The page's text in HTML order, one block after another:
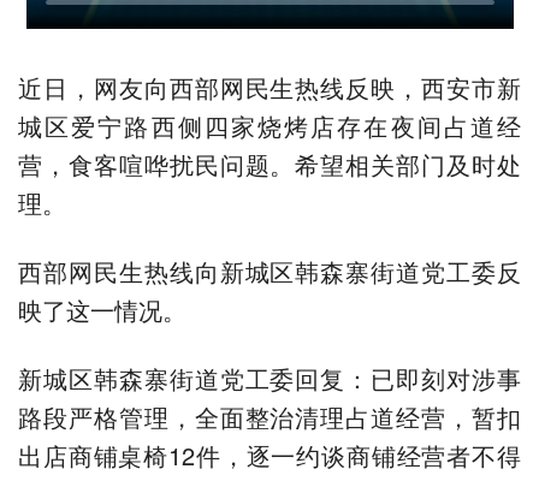
近日，网友向西部网民生热线反映，西安市新
城区爱宁路西侧四家烧烤店存在夜间占道经
营，食客喧哗扰民问题。希望相关部门及时处
理。
西部网民生热线向新城区韩森寨街道党工委反
映了这一情况。
新城区韩森寨街道党工委回复：已即刻对涉事
路段严格管理，全面整治清理占道经营，暂扣
出店商铺桌椅12件，逐一约谈商铺经营者不得